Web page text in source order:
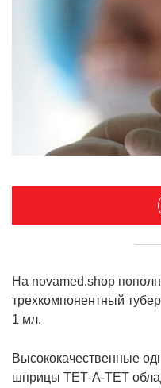
На novamed.shop
трехкомпонентный
1 мл.
Высококачественные
шприцы ТЕТ-А-ТЕТ